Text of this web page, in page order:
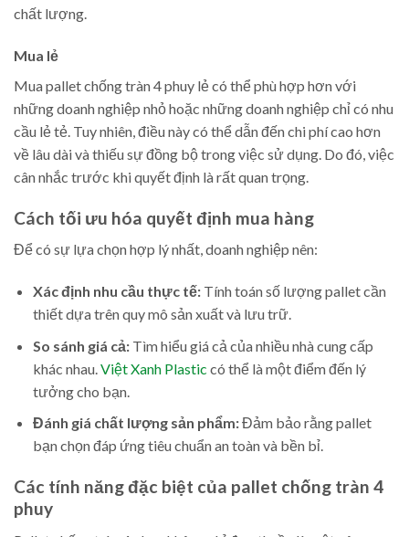
chất lượng.
Mua lẻ
Mua pallet chống tràn 4 phuy lẻ có thể phù hợp hơn với
những doanh nghiệp nhỏ hoặc những doanh nghiệp chỉ có nhu
cầu lẻ tẻ. Tuy nhiên, điều này có thể dẫn đến chi phí cao hơn
về lâu dài và thiếu sự đồng bộ trong việc sử dụng. Do đó, việc
cân nhắc trước khi quyết định là rất quan trọng.
Cách tối ưu hóa quyết định mua hàng
Để có sự lựa chọn hợp lý nhất, doanh nghiệp nên:
Xác định nhu cầu thực tế:Tính toán số lượng pallet cần
thiết dựa trên quy mô sản xuất và lưu trữ.
So sánh giá cả:Tìm hiểu giá cả của nhiều nhà cung cấp
khác nhau. Việt Xanh Plastic có thể là một điểm đến lý
tưởng cho bạn.
Đánh giá chất lượng sản phẩm:Đảm bảo rằng pallet
bạn chọn đáp ứng tiêu chuẩn an toàn và bền bỉ.
Các tính năng đặc biệt của pallet chống tràn 4
phuy